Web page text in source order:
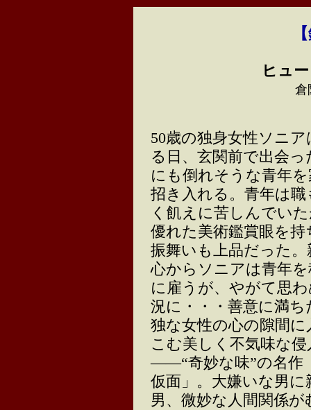
ヒュ
倉
50歳の独身女性ソニア
る日、玄関前で出会っ
にも倒れそうな青年
招き入れる。青年は職
く飢えに苦しんでい
優れた美術鑑賞眼を持
振舞いも上品だった。
心からソニアは青年を
に雇うが、やがて思
況に・・・善意に満ち
独な女性の心の隙間に
こむ美しく不気味な侵
――“奇妙な味”の名作
仮面」。大嫌いな男
男、微妙な人間関係